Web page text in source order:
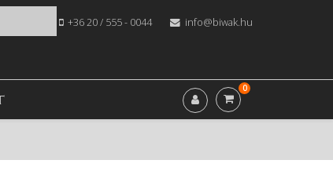
+36 20 / 555 - 0044 info@biwak.hu
0